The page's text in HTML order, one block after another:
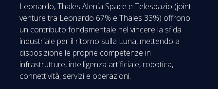
Leonardo, Thales Alenia Space e Telespazio (joint
venture tra Leonardo 67% e Thales 33%) offrono
un contributo fondamentale nel vincere la sfida
industriale per il ritorno sulla Luna, mettendo a
disposizione le proprie competenze in
infrastrutture, intelligenza artificiale, robotica,
connettività, servizi e operazioni.